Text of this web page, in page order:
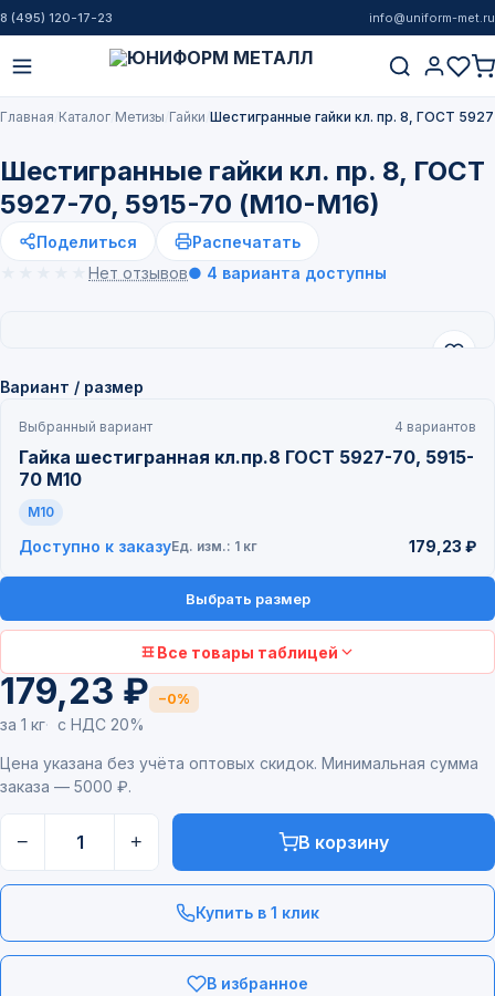
8 (495) 120-17-23 info@uniform-met.ru
Главная Каталог Метизы Гайки Шестигранные гайки кл. пр. 8, ГОСТ
Шестигранные гайки кл. пр. 8, ГОСТ
5927-70, 5915-70 (М10-М16)
Поделиться
Распечатать
Нет отзывов● 4 варианта доступны
Вариант / размер
Выбранный вариант 4 вариантов
Гайка шестигранная кл.пр.8 ГОСТ 5927-70, 5915-
70 М10
M10
Доступно к заказуЕд. изм.: 1 кг 179,23 ₽
Выбрать размер
Все товары таблицей
179,23 ₽ −0%
за 1 кг с НДС 20%
Цена указана без учёта оптовых скидок. Минимальная сумма
заказа — 5000 ₽.
− + В корзину
Купить в 1 клик
В избранное